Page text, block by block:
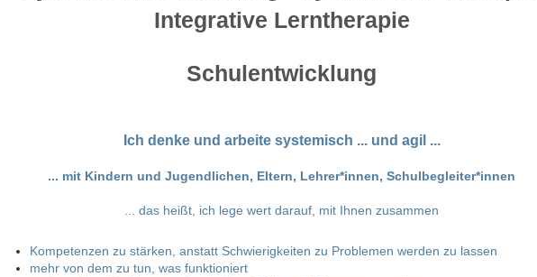
Integrative Lerntherapie
Schulentwicklung
Ich denke und arbeite systemisch ... und agil ...
... mit Kindern und Jugendlichen, Eltern, Lehrer*innen, Schulbegleiter*innen
... das heißt, ich lege wert darauf, mit Ihnen zusammen
Kompetenzen zu stärken, anstatt Schwierigkeiten zu Problemen werden zu lassen
mehr von dem zu tun, was funktioniert